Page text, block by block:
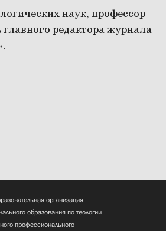
наук, профессор
редактора журнала
организация
образования по теологии
профессионального